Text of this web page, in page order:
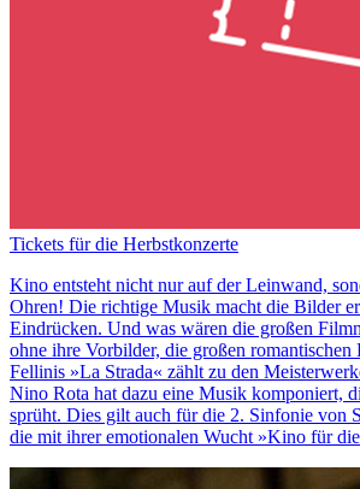
Tickets für die Herbstkonzerte
Kino entsteht nicht nur auf der Leinwand,
Ohren! Die richtige Musik macht die Bilder
Eindrücken. Und was wären die großen
ohne ihre Vorbilder, die großen romantischen
Fellinis »La Strada« zählt zu den
Nino Rota hat dazu eine Musik komponiert,
sprüht. Dies gilt auch für die 2. Sinfonie von
die mit ihrer emotionalen Wucht »Kino für